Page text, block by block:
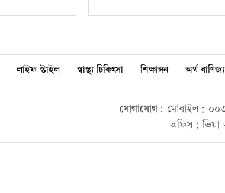
লাইফ স্টাইল স্বাস্থ্য চিকিৎসা শিক্ষাঙ্গন অর্থ বাণিজ্য
যোগাযোগ: মোবাইল:
অফিস: ভিয়া